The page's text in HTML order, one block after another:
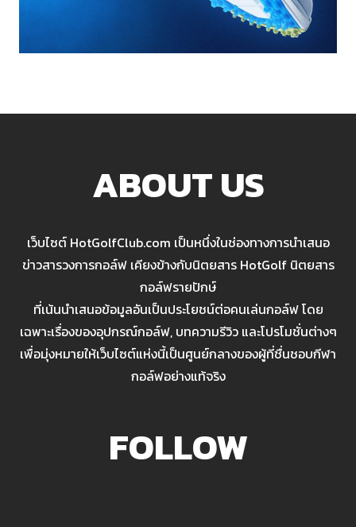
ABOUT US
เว็บไซต์ HotGolfClub.com เป็นหนึ่งในช่องทางการนำเสนอ
ข่าวสารวงการกอล์ฟ เคียงข้างกับนิตยสาร HotGolf นิตยสาร
กอล์ฟรายปักษ์
ที่เน้นนำเสนอข้อมูลอันเป็นประโยชน์ต่อคนเล่นกอล์ฟ โดย
เฉพาะเรื่องของอุปกรณ์กอล์ฟ, บทความรีวิว และโปรโมชั่นต่างๆ
เพื่อมุ่งหมายให้เว็บไซต์แห่งนี้เป็นศูนย์กลางของผู้ที่ชื่นชอบกีฬา
กอล์ฟอย่างแท้จริง
FOLLOW